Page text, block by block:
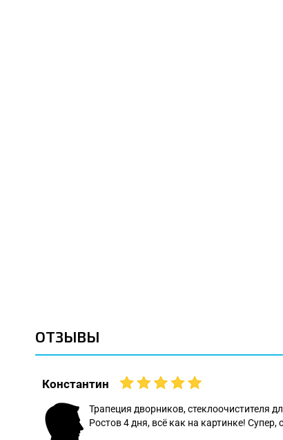
ОТЗЫВЫ
Константин
Трапеция дворников, стеклоочистителя
Ростов 4 дня, всё как на картинке! Супер,